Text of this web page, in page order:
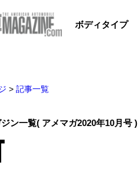
ボディタイプ
> 記事一覧
ン一覧( アメマガ2020年10月号 )